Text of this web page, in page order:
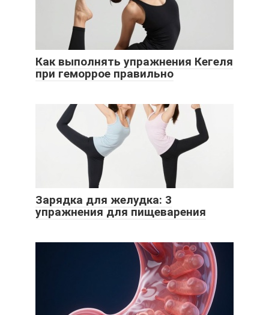
Как выполнять упражнения Кегеля
при геморрое правильно
Зарядка для желудка: 3
упражнения для пищеварения